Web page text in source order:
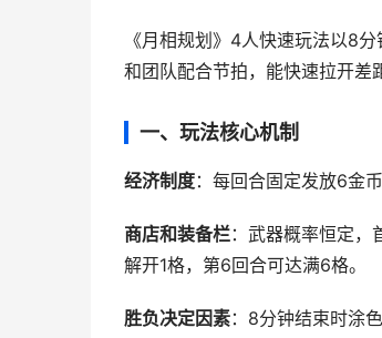
《月相规划》4人快速玩法以8
和团队配合节拍，能快速拉开差
一、玩法核心机制
经济制度：每回合固定发放6金
商店和装备栏：武器概率恒定，
解开1格，第6回合可达满6格。
胜负决定因素：8分钟结束时涂